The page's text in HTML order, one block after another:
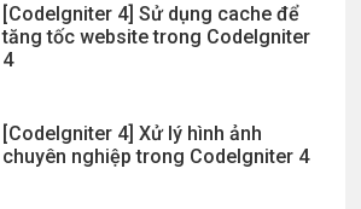
[CodeIgniter 4] Sử dụng cache để
tăng tốc website trong CodeIgniter
4
[CodeIgniter 4] Xử lý hình ảnh
chuyên nghiệp trong CodeIgniter 4